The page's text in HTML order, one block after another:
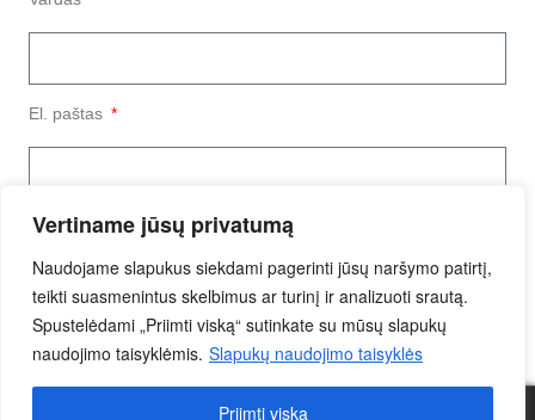
Vertiname jūsų privatumą
Naudojame slapukus siekdami pagerinti jūsų naršymo patirtį,
teikti suasmenintus skelbimus ar turinį ir analizuoti srautą.
Spustelėdami „Priimti viską“ sutinkate su mūsų slapukų
naudojimo taisyklėmis. Slapukų naudojimo taisyklės
Priimti viską
El. paštas
Užklausos tekstas
Siųsti Užklausą